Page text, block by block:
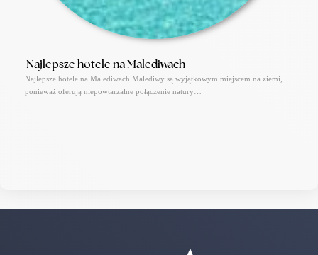
Najlepsze hotele na Malediwach
Najlepsze hotele na Malediwach Malediwy są wyjątkowym miejscem na ziemi,
ponieważ oferują niepowtarzalne połączenie natury…